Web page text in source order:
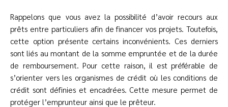
Rappelons que vous avez la possibilité d’avoir recours aux
prêts entre particuliers afin de financer vos projets. Toutefois,
cette option présente certains inconvénients. Ces derniers
sont liés au montant de la somme empruntée et de la durée
de remboursement. Pour cette raison, il est préférable de
s’orienter vers les organismes de crédit où les conditions de
crédit sont définies et encadrées. Cette mesure permet de
protéger l’emprunteur ainsi que le prêteur.